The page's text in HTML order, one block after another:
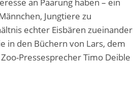
an Paarung haben – ein
Jungtiere zu
echter Eisbären zueinander
in den Büchern von Lars, dem
Pressesprecher Timo Deible